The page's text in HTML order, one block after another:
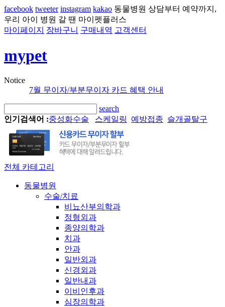
facebook tweeter instagram kakao 동물병원 상담부터 예약까지,
우리 아이 병원 갈 땐 마이펫플러스
마이페이지
장바구니 구매내역 고객센터
mypet
Notice
7월 무이자/부분무이자 카드 혜택 안내
search
인기검색어 :중성화수술 스케일링 예방접종 슬개골탈구
전체 카테고리
동물병원
수술/치료
비뇨산부의학과
정형외과
종양의학과
치과
안과
일반외과
신경외과
일반내과
이비인후과
심장의학과